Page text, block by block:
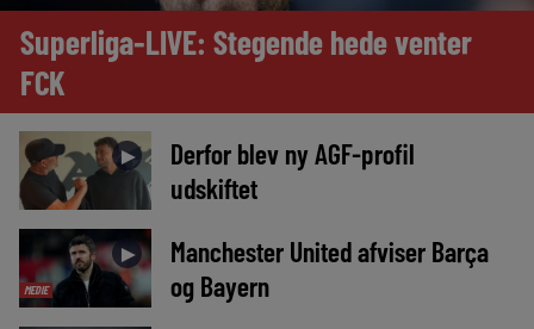
Superliga-LIVE: Stegende hede venter
FCK
►
Derfor blev ny AGF-profil
udskiftet
MEDIE
►
Manchester United afviser Barça
og Bayern